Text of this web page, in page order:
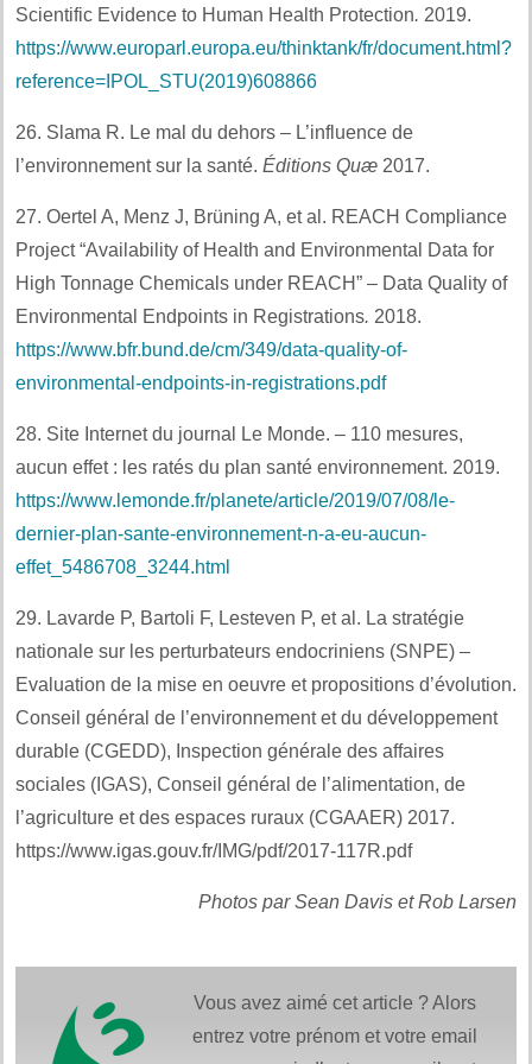
Scientific Evidence to Human Health Protection. 2019.
https://www.europarl.europa.eu/thinktank/fr/document.html?
reference=IPOL_STU(2019)608866
26. Slama R. Le mal du dehors – L’influence de
l’environnement sur la santé. Éditions Quæ 2017.
27. Oertel A, Menz J, Brüning A, et al. REACH Compliance
Project “Availability of Health and Environmental Data for
High Tonnage Chemicals under REACH” – Data Quality of
Environmental Endpoints in Registrations. 2018.
https://www.bfr.bund.de/cm/349/data-quality-of-
environmental-endpoints-in-registrations.pdf
28. Site Internet du journal Le Monde. – 110 mesures,
aucun effet : les ratés du plan santé environnement. 2019.
https://www.lemonde.fr/planete/article/2019/07/08/le-
dernier-plan-sante-environnement-n-a-eu-aucun-
effet_5486708_3244.html
29. Lavarde P, Bartoli F, Lesteven P, et al. La stratégie
nationale sur les perturbateurs endocriniens (SNPE) –
Evaluation de la mise en oeuvre et propositions d’évolution.
Conseil général de l’environnement et du développement
durable (CGEDD), Inspection générale des affaires
sociales (IGAS), Conseil général de l’alimentation, de
l’agriculture et des espaces ruraux (CGAAER) 2017.
https://www.igas.gouv.fr/IMG/pdf/2017-117R.pdf
Photos par Sean Davis et Rob Larsen
Vous avez aimé cet article ? Alors
entrez votre prénom et votre email